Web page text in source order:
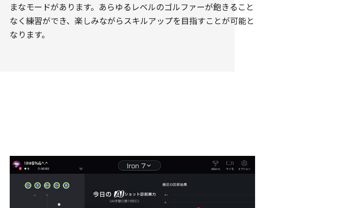
まなモードがあります。あらゆるレベルのゴルファーが飽きること
なく練習ができ、楽しみながらスキルアップを目指すことが可能と
なります。